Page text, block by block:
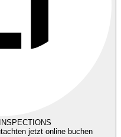
jetzt online buchen